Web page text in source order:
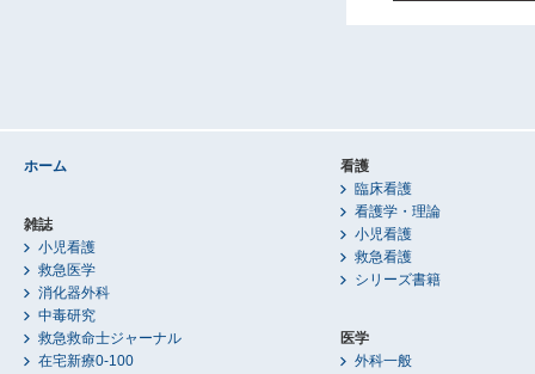
ホーム
雑誌
小児看護
救急医学
消化器外科
中毒研究
救急救命士ジャーナル
在宅新療0-100
看護
臨床看護
看護学・理論
小児看護
救急看護
シリーズ書籍
医学
外科一般